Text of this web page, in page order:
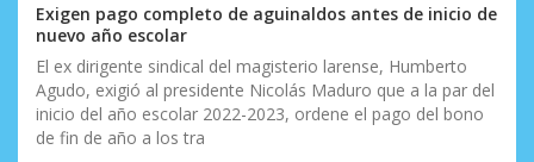
Exigen pago completo de aguinaldos antes de inicio de
nuevo año escolar
El ex dirigente sindical del magisterio larense, Humberto
Agudo, exigió al presidente Nicolás Maduro que a la par del
inicio del año escolar 2022-2023, ordene el pago del bono
de fin de año a los tra